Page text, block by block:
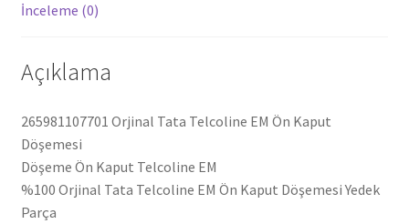
İnceleme (0)
Açıklama
265981107701 Orjinal Tata Telcoline EM Ön Kaput
Döşemesi
Döşeme Ön Kaput Telcoline EM
%100 Orjinal Tata Telcoline EM Ön Kaput Döşemesi Yedek
Parça